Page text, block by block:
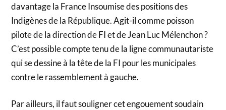
davantage la France Insoumise des positions des
Indigènes de la République. Agit-il comme poisson
pilote de la direction de FI et de Jean Luc Mélenchon ?
C’est possible compte tenu de la ligne communautariste
qui se dessine à la tête de la FI pour les municipales
contre le rassemblement à gauche.
Par ailleurs, il faut souligner cet engouement soudain